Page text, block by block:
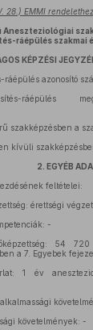
28.) EMMI rendelethez
Aneszteziológiai
ráépülés szakmai
KÉPZÉSI
ráépülés azonosító
ráépülés
szakképzésben a
kívüli
2. EGYÉB
feltételei:
érettségi
-
54 720
a 7. Egyebek
1 év
követelmények: -